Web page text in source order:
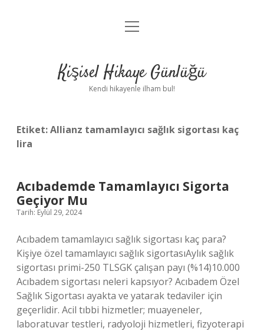
Anasayfa
Yasal Uyarı
menüyü
Kişisel Hikaye Günlüğü
Kendi hikayenle ilham bul!
Etiket:Allianz tamamlayıcı sağlık sigortası kaç
lira
Acıbademde Tamamlayıcı Sigorta
Geçiyor Mu
Tarih: Eylül 29, 2024
Acıbadem tamamlayıcı sağlık sigortası kaç para?
Kişiye özel tamamlayıcı sağlık sigortasıAylık sağlık
sigortası primi-250 TLSGK çalışan payı (%14)10.000
Acıbadem sigortası neleri kapsıyor? Acıbadem Özel
Sağlık Sigortası ayakta ve yatarak tedaviler için
geçerlidir. Acil tıbbi hizmetler; muayeneler,
laboratuvar testleri, radyoloji hizmetleri, fizyoterapi